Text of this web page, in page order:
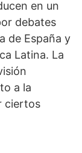
en un
debates
de España y
Latina. La
a la
ciertos